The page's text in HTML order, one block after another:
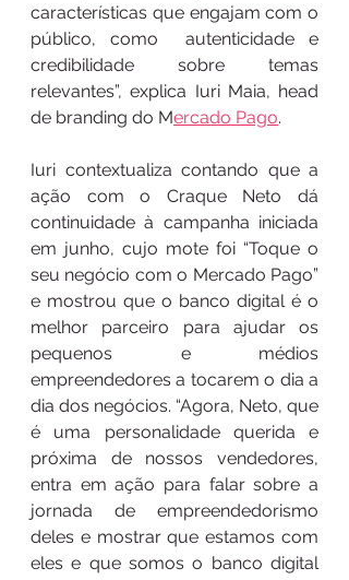
características que engajam com o
público, como  autenticidade e
credibilidade sobre temas
relevantes”, explica Iuri Maia, head
de branding do Mercado Pago.
Iuri contextualiza contando que a
ação com o Craque Neto dá
continuidade à campanha iniciada
em junho, cujo mote foi “Toque o
seu negócio com o Mercado Pago”
e mostrou que o banco digital é o
melhor parceiro para ajudar os
pequenos e médios
empreendedores a tocarem o dia a
dia dos negócios. “Agora, Neto, que
é uma personalidade querida e
próxima de nossos vendedores,
entra em ação para falar sobre a
jornada de empreendedorismo
deles e mostrar que estamos com
eles e que somos o banco digital